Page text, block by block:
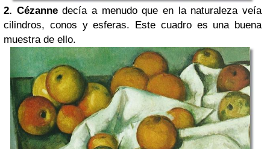
2. Cézannedecía a menudo que en la naturaleza veía
cilindros, conos y esferas. Este cuadro es una buena
muestra de ello.